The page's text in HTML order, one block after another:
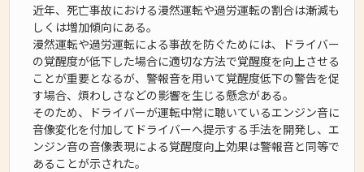
近年、死亡事故における漫然運転や過労運転の割合は漸減も
しくは増加傾向にある。
漫然運転や過労運転による事故を防ぐためには、ドライバー
の覚醒度が低下した場合に適切な方法で覚醒度を向上させる
ことが重要となるが、警報音を用いて覚醒度低下の警告を促
す場合、煩わしさなどの影響を生じる懸念がある。
そのため、ドライバーが運転中常に聴いているエンジン音に
音像変化を付加してドライバーへ提示する手法を開発し、エ
ンジン音の音像表現による覚醒度向上効果は警報音と同等で
あることが示された。